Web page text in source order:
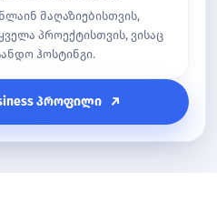
მაღაზიებისთვის,
პროექტისთვის, ვისაც
ჰოსტინგი.
პროფილი